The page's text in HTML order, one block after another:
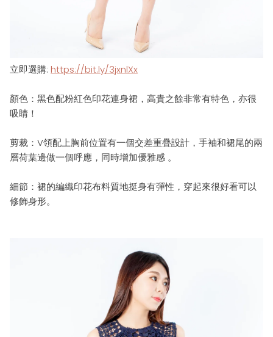
立即選購: https://bit.ly/3jxnlXx
顏色： 黑色配粉紅色印花連身裙，高貴之餘非常有特色，亦很
吸睛 ！
剪裁： V領配上胸前位置有一個交差重疊設計， 手袖和裙尾的兩
層荷葉邊做一個呼應，同時增加優雅感 。
細節 ： 裙的編織印花布料質地挺身有彈性， 穿起來很好看可以
修飾身形。